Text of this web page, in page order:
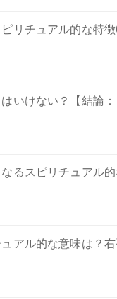
リチュアル的な特
いけない？【結論
るスピリチュアル
アル的な意味は？